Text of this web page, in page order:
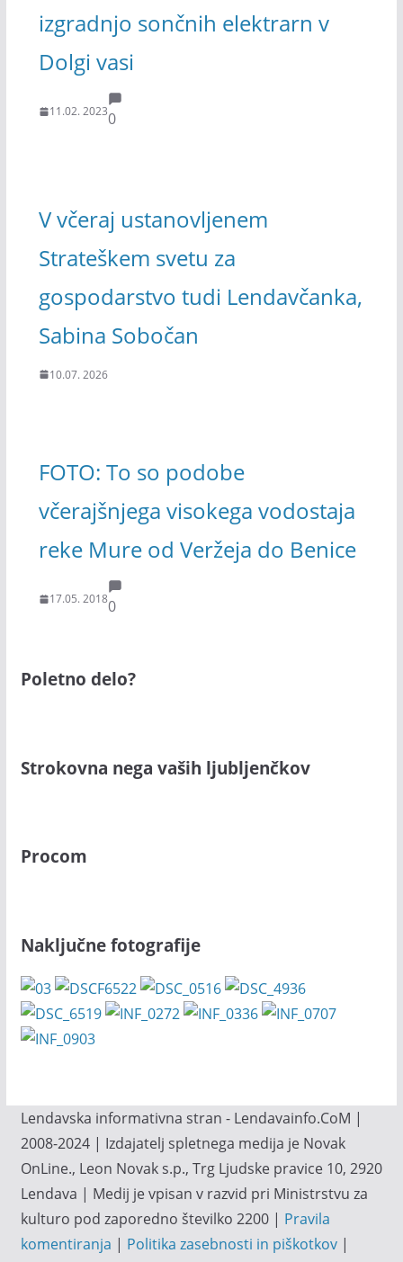
izgradnjo sončnih elektrarn v
Dolgi vasi
11.02. 20230
V včeraj ustanovljenem
Strateškem svetu za
gospodarstvo tudi Lendavčanka,
Sabina Sobočan
10.07. 2026
FOTO: To so podobe
včerajšnjega visokega vodostaja
reke Mure od Veržeja do Benice
17.05. 20180
Poletno delo?
Strokovna nega vaših ljubljenčkov
Procom
Naključne fotografije
Lendavska informativna stran - Lendavainfo.CoM |
2008-2024 | Izdajatelj spletnega medija je Novak
OnLine., Leon Novak s.p., Trg Ljudske pravice 10, 2920
Lendava | Medij je vpisan v razvid pri Ministrstvu za
kulturo pod zaporedno številko 2200 | Pravila
komentiranja | Politika zasebnosti in piškotkov|